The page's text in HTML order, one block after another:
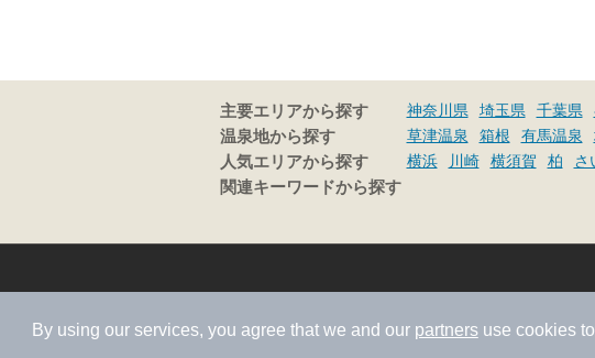
By using our services, you agree that we and our partnersuse cookies
主要エリアから探す 神奈川県 埼玉県 千葉県
温泉地から探す
草津温泉 箱根 有馬温泉
人気エリアから探す
横浜 川崎 横須賀 柏 さ
関連キーワードから探す